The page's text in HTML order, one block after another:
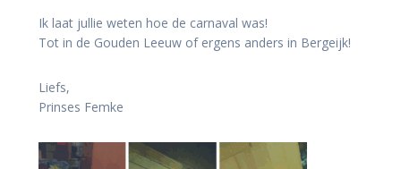
Ik laat jullie weten hoe de carnaval was!
Tot in de Gouden Leeuw of ergens anders in Bergeijk!
Liefs,
Prinses Femke